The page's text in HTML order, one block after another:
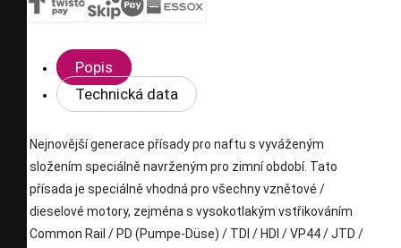
Popis
Technická data
Nejnovější generace přísady pro naftu s vyváženým
složením speciálně navrženým pro zimní období. Tato
přísada je speciálně vhodná pro všechny vznětové /
dieselové motory, zejména s vysokotlakým vstřikováním
Common Rail / PD (Pumpe-Düse) / TDI / HDI / VP44 / JTD /